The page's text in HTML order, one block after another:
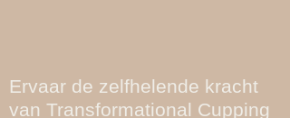
Ervaar de zelfhelende kracht
van Transformational Cupping